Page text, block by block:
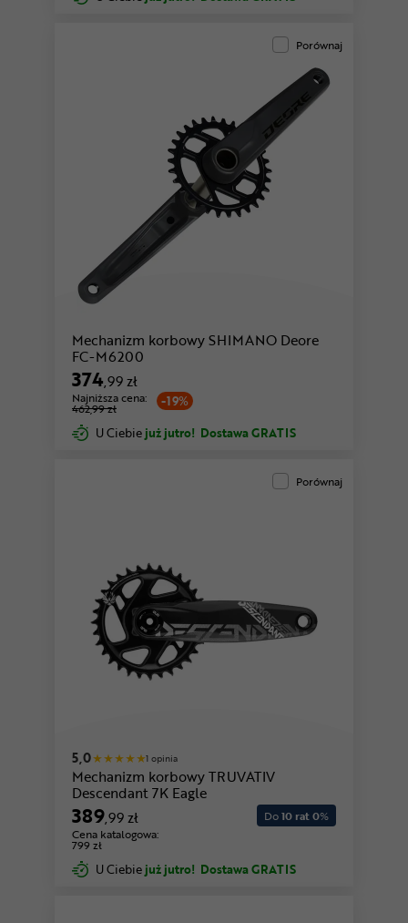
Porównaj
Mechanizm korbowy SHIMANO Deore
FC-M6200
374,99 zł
-19%
Najniższa cena:
462,99 zł
U Ciebie już jutro! Dostawa GRATIS
Porównaj
5,0 1 opinia
Mechanizm korbowy TRUVATIV
Descendant 7K Eagle
389,99 zł
Cena katalogowa:
799 zł
Do10 rat 0%
U Ciebie już jutro! Dostawa GRATIS